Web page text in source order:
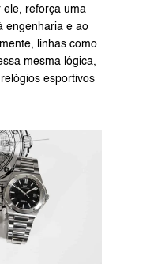
ele, reforça uma
engenharia e ao
linhas como
mesma lógica,
esportivos